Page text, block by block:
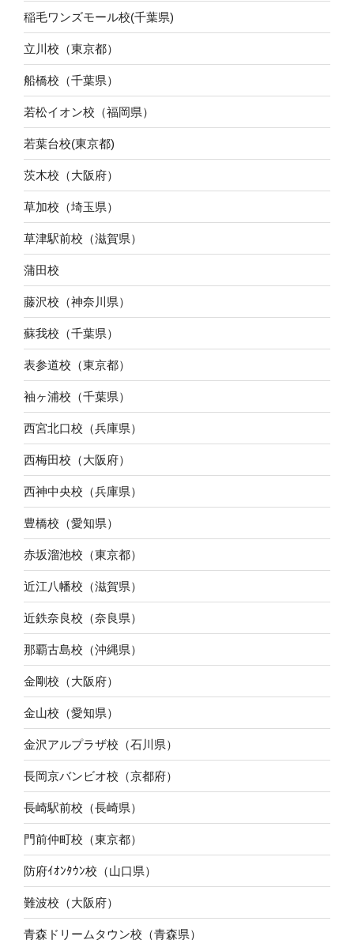
稲毛ワンズモール校(千葉県)
立川校（東京都）
船橋校（千葉県）
若松イオン校（福岡県）
若葉台校(東京都)
茨木校（大阪府）
草加校（埼玉県）
草津駅前校（滋賀県）
蒲田校
藤沢校（神奈川県）
蘇我校（千葉県）
表参道校（東京都）
袖ヶ浦校（千葉県）
西宮北口校（兵庫県）
西梅田校（大阪府）
西神中央校（兵庫県）
豊橋校（愛知県）
赤坂溜池校（東京都）
近江八幡校（滋賀県）
近鉄奈良校（奈良県）
那覇古島校（沖縄県）
金剛校（大阪府）
金山校（愛知県）
金沢アルプラザ校（石川県）
長岡京バンビオ校（京都府）
長崎駅前校（長崎県）
門前仲町校（東京都）
防府ｲｵﾝﾀｳﾝ校（山口県）
難波校（大阪府）
青森ドリームタウン校（青森県）